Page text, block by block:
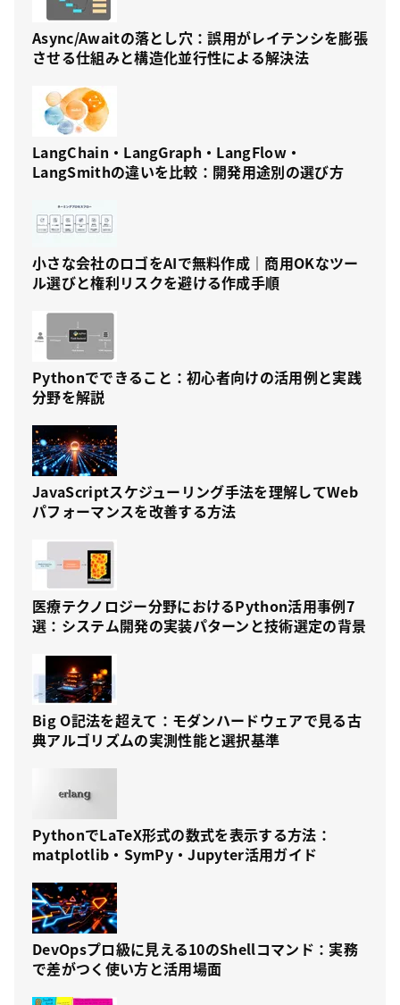
Async/Awaitの落とし穴：誤用がレイテンシを膨張
させる仕組みと構造化並行性による解決法
LangChain・LangGraph・LangFlow・
LangSmithの違いを比較：開発用途別の選び方
小さな会社のロゴをAIで無料作成｜商用OKなツー
ル選びと権利リスクを避ける作成手順
Pythonでできること：初心者向けの活用例と実践
分野を解説
JavaScriptスケジューリング手法を理解してWeb
パフォーマンスを改善する方法
医療テクノロジー分野におけるPython活用事例7
選：システム開発の実装パターンと技術選定の背景
Big O記法を超えて：モダンハードウェアで見る古
典アルゴリズムの実測性能と選択基準
PythonでLaTeX形式の数式を表示する方法：
matplotlib・SymPy・Jupyter活用ガイド
DevOpsプロ級に見える10のShellコマンド：実務
で差がつく使い方と活用場面